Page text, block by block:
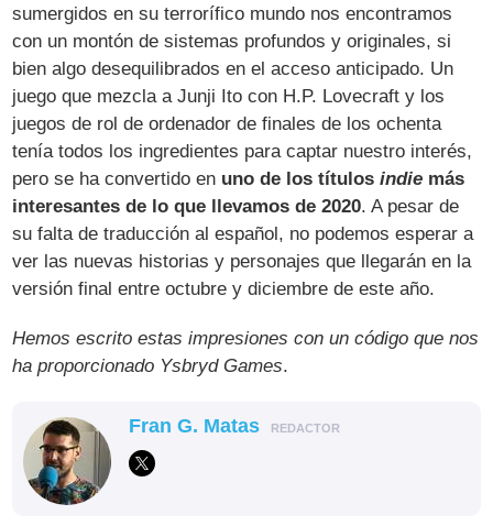
sumergidos en su terrorífico mundo nos encontramos
con un montón de sistemas profundos y originales, si
bien algo desequilibrados en el acceso anticipado. Un
juego que mezcla a Junji Ito con H.P. Lovecraft y los
juegos de rol de ordenador de finales de los ochenta
tenía todos los ingredientes para captar nuestro interés,
pero se ha convertido en uno de los títulosindie más
interesantes de lo que llevamos de 2020. A pesar de
su falta de traducción al español, no podemos esperar a
ver las nuevas historias y personajes que llegarán en la
versión final entre octubre y diciembre de este año.
Hemos escrito estas impresiones con un código que nos
ha proporcionado Ysbryd Games.
Fran G. Matas REDACTOR